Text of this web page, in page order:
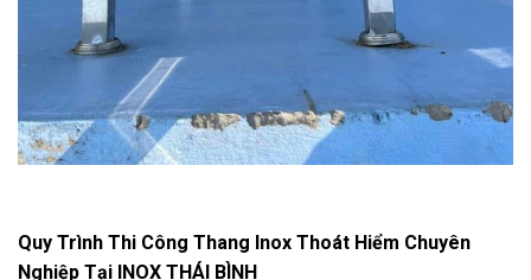
Quy Trình Thi Công Thang Inox Thoát Hiểm Chuyên
Nghiệp Tại INOX THÁI BÌNH